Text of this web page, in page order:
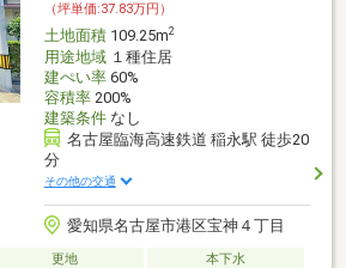
（坪単価:37.83万円）
土地面積109.25m2
用途地域１種住居
建ぺい率60%
容積率200%
建築条件なし
名古屋臨海高速鉄道 稲永駅 徒歩20
分
その他の交通
愛知県名古屋市港区宝神４丁目
更地
本下水